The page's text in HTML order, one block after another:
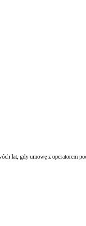
lat, gdy umowę z operatorem